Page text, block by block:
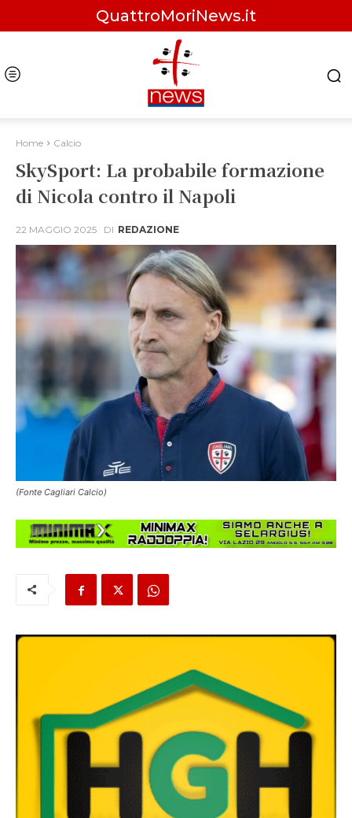
QuattroMoriNews.it
Home Calcio
SkySport: La probabile formazione
di Nicola contro il Napoli
22 MAGGIO 2025 DI REDAZIONE
(Fonte Cagliari Calcio)